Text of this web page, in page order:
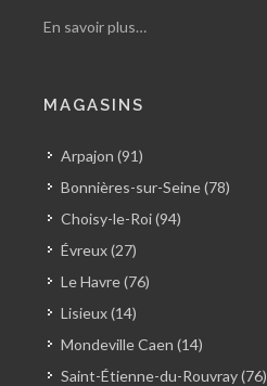
En savoir plus…
MAGASINS
Arpajon (91)
Bonnières-sur-Seine (78)
Choisy-le-Roi (94)
Évreux (27)
Le Havre (76)
Lisieux (14)
Mondeville Caen (14)
Saint-Étienne-du-Rouvray (76)